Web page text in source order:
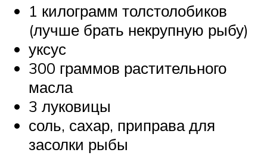
1 килограмм толстолобиков
(лучше брать некрупную рыбу)
уксус
300 граммов растительного
масла
3 луковицы
соль, сахар, приправа для
засолки рыбы